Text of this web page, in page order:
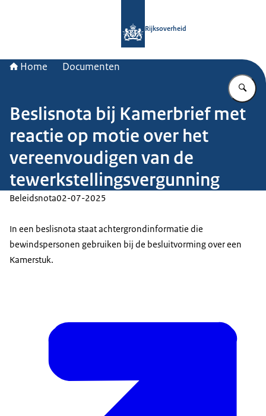
Rijksoverheid
Home Documenten
Beslisnota bij Kamerbrief met
reactie op motie over het
vereenvoudigen van de
tewerkstellingsvergunning
Beleidsnota02-07-2025
In een beslisnota staat achtergrondinformatie die
bewindspersonen gebruiken bij de besluitvorming over een
Kamerstuk.